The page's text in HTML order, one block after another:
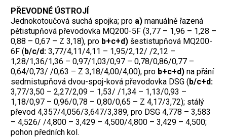
PŘEVODNÉ ÚSTROJÍ
Jednokotoučová suchá spojka; pro a) manuálně řazená
pětistupňová převodovka MQ200-5F (3,77 – 1,96 – 1,28 –
0,88 – 0,67 – Z 3,18), pro b+c+d) šestistupňová MQ200-
6F ( b/c/d: 3,77/4,11/4,11 – 1,95/2,12/ /2,12 –
1,28/1,36/1,36 – 0,97/1,03/0,97 – 0,78/0,86/0,77 –
0,64/0,73/ /0,63 – Z 3,18/4,00/4,00), pro b+c+d) na přání
sedmistupňová dvou-spoj-ková převodovka DSG ( b/c+d:
3,77/3,50 – 2,27/2,09 – 1,53/ /1,34 – 1,13/0,93 –
1,18/0,97 – 0,96/0,78 – 0,80/0,65 – Z 4,17/3,72); stálý
převod 4,357/4,056/3,647/3,389, pro DSG 4,778 – 3,583
– 4,526/ /4,800 – 3,429 – 4,500/4,800 – 3,429 – 4,500;
pohon předních kol.